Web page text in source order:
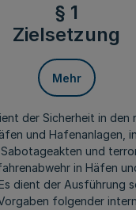
§ 1
Zielsetzung
Mehr
der Sicherheit in den
und Hafenanlagen,
und
in Häfen
dient der Ausführung
folgender